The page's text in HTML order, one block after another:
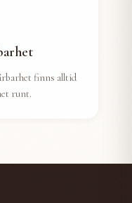
finns alltid
runt.